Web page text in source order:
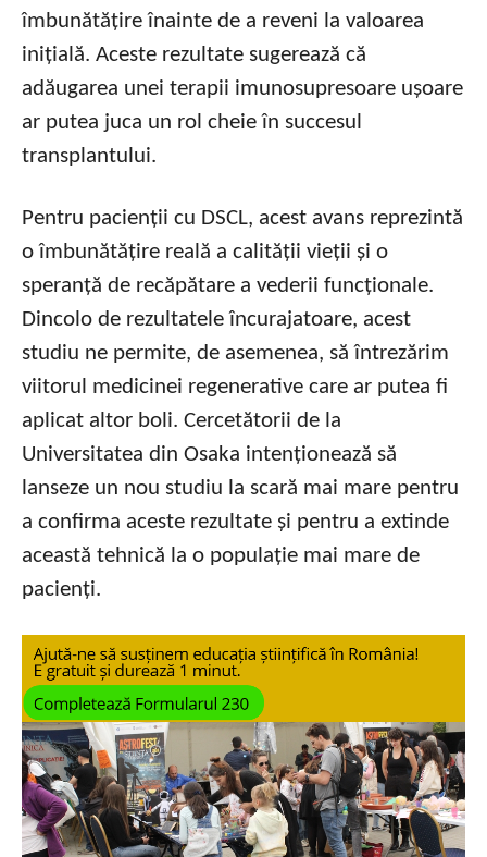
îmbunătățire înainte de a reveni la valoarea
inițială. Aceste rezultate sugerează că
adăugarea unei terapii imunosupresoare ușoare
ar putea juca un rol cheie în succesul
transplantului.
Pentru pacienții cu DSCL, acest avans reprezintă
o îmbunătățire reală a calității vieții și o
speranță de recăpătare a vederii funcționale.
Dincolo de rezultatele încurajatoare, acest
studiu ne permite, de asemenea, să întrezărim
viitorul medicinei regenerative care ar putea fi
aplicat altor boli. Cercetătorii de la
Universitatea din Osaka intenționează să
lanseze un nou studiu la scară mai mare pentru
a confirma aceste rezultate și pentru a extinde
această tehnică la o populație mai mare de
pacienți.